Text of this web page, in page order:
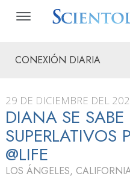
CONEXIÓN DIARIA
29 DE DICIEMBRE DEL
DIANA SE SABE
SUPERLATIVOS
@LIFE
LOS ÁNGELES,